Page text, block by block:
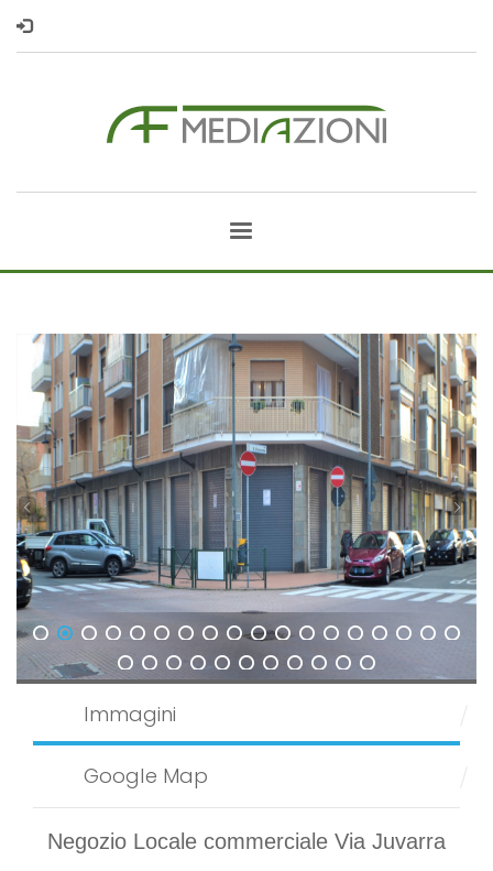
1 3 4 5 6 8 9 10 12 13 14 15
19 20 21 22 23 24 25 26 27 28 29
Immagini
Google Map
Negozio Locale commerciale Via Juvarra